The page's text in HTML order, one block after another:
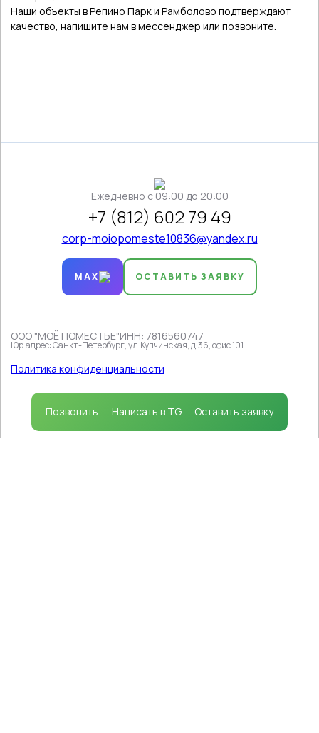
Наши объекты в Репино Парк и Рамболово подтверждают
качество, напишите нам в мессенджер или позвоните.
Ежедневно c 09:00 до 20:00
+7 (812) 602 79 49
corp-moiopomeste10836@yandex.ru
MAX ОСТАВИТЬ ЗАЯВКУ
ООО "МОЁ ПОМЕСТЬЕ"ИНН: 7816560747
Юр.адрес: Санкт-Петербург, ул.Купчинская, д.36, офис 101
Политика конфиденциальности
Позвонить Написать в TG Оставить заявку
Продолжая пользоваться сайтом, вы соглашаетесь на
политикой, которая определяет порядок их
Принимаю